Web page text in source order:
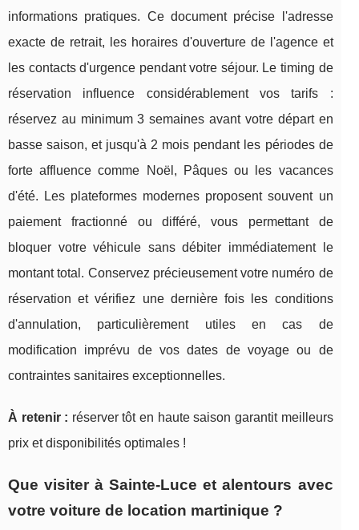
informations pratiques. Ce document précise l'adresse
exacte de retrait, les horaires d'ouverture de l'agence et
les contacts d'urgence pendant votre séjour. Le timing de
réservation influence considérablement vos tarifs :
réservez au minimum 3 semaines avant votre départ en
basse saison, et jusqu'à 2 mois pendant les périodes de
forte affluence comme Noël, Pâques ou les vacances
d'été. Les plateformes modernes proposent souvent un
paiement fractionné ou différé, vous permettant de
bloquer votre véhicule sans débiter immédiatement le
montant total. Conservez précieusement votre numéro de
réservation et vérifiez une dernière fois les conditions
d'annulation, particulièrement utiles en cas de
modification imprévu de vos dates de voyage ou de
contraintes sanitaires exceptionnelles.
À retenir : réserver tôt en haute saison garantit meilleurs
prix et disponibilités optimales !
Que visiter à Sainte-Luce et alentours avec
votre voiture de location martinique ?